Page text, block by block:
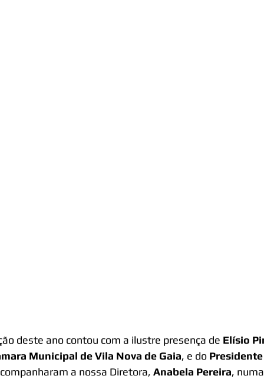
deste ano contou com a ilustre presença de Elísio
Municipal de Vila Nova de Gaia, e do
a nossa Diretora, Anabela Pereira,